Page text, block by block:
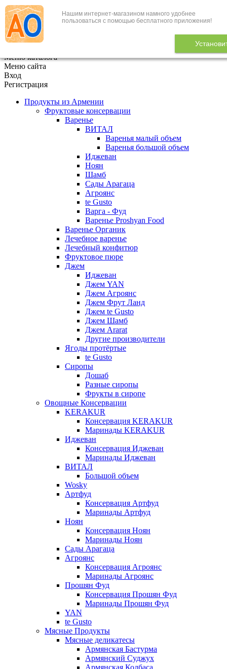
Нашим интернет-магазином намного удобнее
пользоваться с помощью бесплатного приложения!
+7 (495) 646-888-1
В корзине 0
Меню каталога
Меню сайта
Вход
Регистрация
Продукты из Армении
Фруктовые консервации
Варенье
ВИТАЛ
Варенья малый объем
Варенья большой объем
Иджеван
Ноян
Шамб
Сады Арагаца
Агроянс
te Gusto
Варга - Фуд
Варенье Proshyan Food
Варенье Органик
Лечебное варенье
Лечебный конфитюр
Фруктовое пюре
Джем
Иджеван
Джем YAN
Джем Агроянс
Джем Фрут Ланд
Джем te Gusto
Джем Шамб
Джем Ararat
Другие производители
Ягоды протёртые
te Gusto
Сиропы
Дошаб
Разные сиропы
Фрукты в сиропе
Овощные Консервации
KERAKUR
Консервация KERAKUR
Маринады KERAKUR
Иджеван
Консервация Иджеван
Маринады Иджеван
ВИТАЛ
Большой объем
Wosky
Артфуд
Консервация Артфуд
Маринады Артфуд
Ноян
Консервация Ноян
Маринады Ноян
Сады Арагаца
Агроянс
Консервация Агроянс
Маринады Агроянс
Прошян Фуд
Консервация Прошян Фуд
Маринады Прошян Фуд
YAN
te Gusto
Мясные Продукты
Мясные деликатесы
Армянская Бастурма
Армянский Суджух
Армянская Колбаса